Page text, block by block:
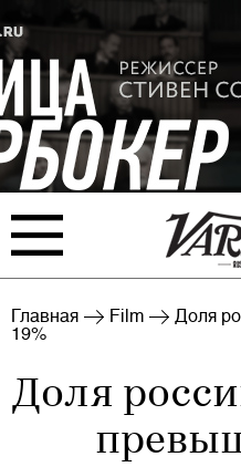
FILM
RANKING
EVENTS
Главная Film
Доля
19%
Доля